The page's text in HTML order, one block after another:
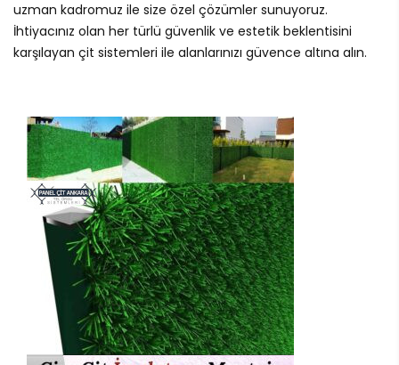
uzman kadromuz ile size özel çözümler sunuyoruz.
İhtiyacınız olan her türlü güvenlik ve estetik beklentisini
karşılayan çit sistemleri ile alanlarınızı güvence altına alın.